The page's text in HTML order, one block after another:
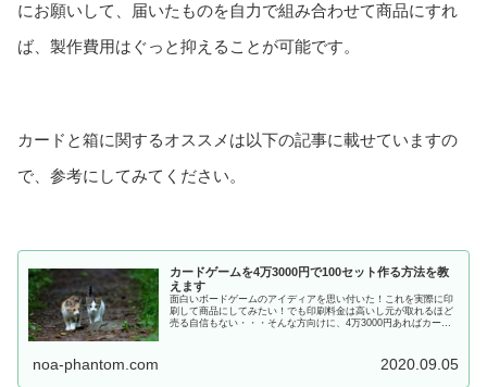
にお願いして、届いたものを自力で組み合わせて商品にすれ
ば、製作費用はぐっと抑えることが可能です。
カードと箱に関するオススメは以下の記事に載せていますの
で、参考にしてみてください。
カードゲームを4万3000円で100セット作る方法を教
えます
面白いボードゲームのアイディアを思い付いた！これを実際に印
刷して商品にしてみたい！でも印刷料金は高いし元が取れるほど
売る自信もない・・・そんな方向けに、4万3000円あればカード
noa-phantom.com 2020.09.05